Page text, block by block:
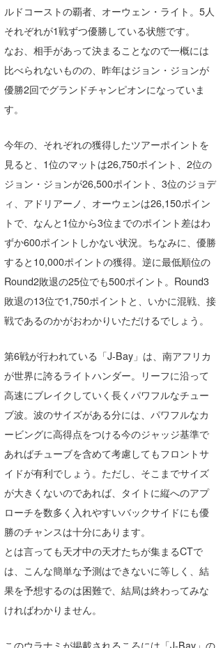
ルドコーストの覇者、オーウェン・ライト。5人
それぞれが1戦ずつ優勝している状態です。
なお、相手があって決まることなので一概には
比べられないものの、昨年はジョン・ジョンが
優勝2回でグランドチャンピオンになっていま
す。
今年の、それぞれの獲得したツアーポイントを
見ると、1位のマットは26,750ポイント、2位の
ジョン・ジョンが26,500ポイント、3位のジョデ
ィ、アドリアーノ、オーウェンは26,150ポイン
トで、なんと1位から3位までのポイント差はわ
ずか600ポイントしかない状況。ちなみに、優勝
すると10,000ポイントの獲得。逆に最低順位の
Round2敗退の25位でも500ポイント。Round3
敗退の13位で1,750ポイントと、いかに混戦、接
戦であるのかがおわかりいただけるでしょう。
第6戦が行われている「J-Bay」は、南アフリカ
が世界に誇るライトハンダー。リーフに沿って
高速にブレイクしていく長くパワフルなチュー
ブ波。波のサイズがある分には、パワフルなカ
ービングに高得点をつける今のジャッジ基準で
あればチューブを含めて考慮してもフロントサ
イドが有利でしょう。ただし、そこまでサイズ
が大きくないのであれば、タイトに縦へのアプ
ローチを数多く入れやすいバックサイドにも優
勝のチャンスは十分にあります。
とは言っても天才中の天才たちが集まるCTで
は、こんな簡単な予測はできないに等しく、結
果を予想するのは困難で、結局は終わってみな
ければわかりません。
このウラナミが掲載されるころには「J-Bay」の
YUKI☆
ハンマー
上田純子
唐澤予報士
SancheZ
ゴン
米山予報士
wanda
banpaku
Mr.K
chappy
Romisea